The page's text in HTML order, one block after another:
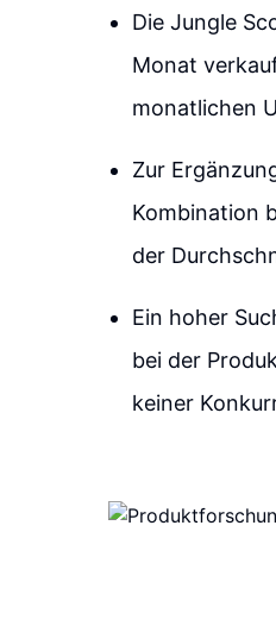
Die Jungle
Monat
monatlichen
Zur
Kombination
der
Ein hoher
bei der
keiner